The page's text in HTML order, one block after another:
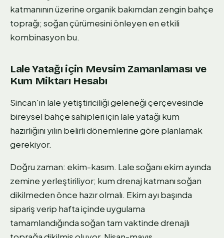
katmanının üzerine organik bakımdan zengin bahçe
toprağı; soğan çürümesini önleyen en etkili
kombinasyon bu.
Lale Yatağı için Mevsim Zamanlaması ve
Kum Miktarı Hesabı
Sincan'ın lale yetiştiriciliği geleneği çerçevesinde
bireysel bahçe sahipleri için lale yatağı kum
hazırlığını yılın belirli dönemlerine göre planlamak
gerekiyor.
Doğru zaman: ekim-kasım. Lale soğanı ekim ayında
zemine yerleştiriliyor; kum drenaj katmanı soğan
dikilmeden önce hazır olmalı. Ekim ayı başında
sipariş verip hafta içinde uygulama
tamamlandığında soğan tam vaktinde drenajlı